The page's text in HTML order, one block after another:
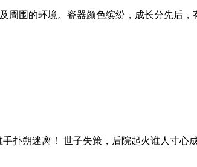
周围的环境。瓷器颜色缤纷，成长分先后，
扑朔迷离！ 世子失策，后院起火谁人寸心